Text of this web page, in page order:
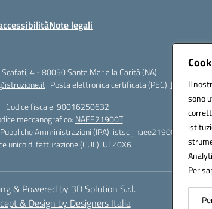
Il
sono
Per
Note legali
Scafati, 4 - 80050 Santa Maria la Carità (NA)
Posta elettronica certificata (PEC):
Codice fiscale: 90016250632
meccanografico: NAEE21900T
Amministrazioni (IPA): istsc_naee21900t
unico di fatturazione (CUF): UFZ0X6
& Powered by 3D Solution S.r.l.
& Design by Designers Italia